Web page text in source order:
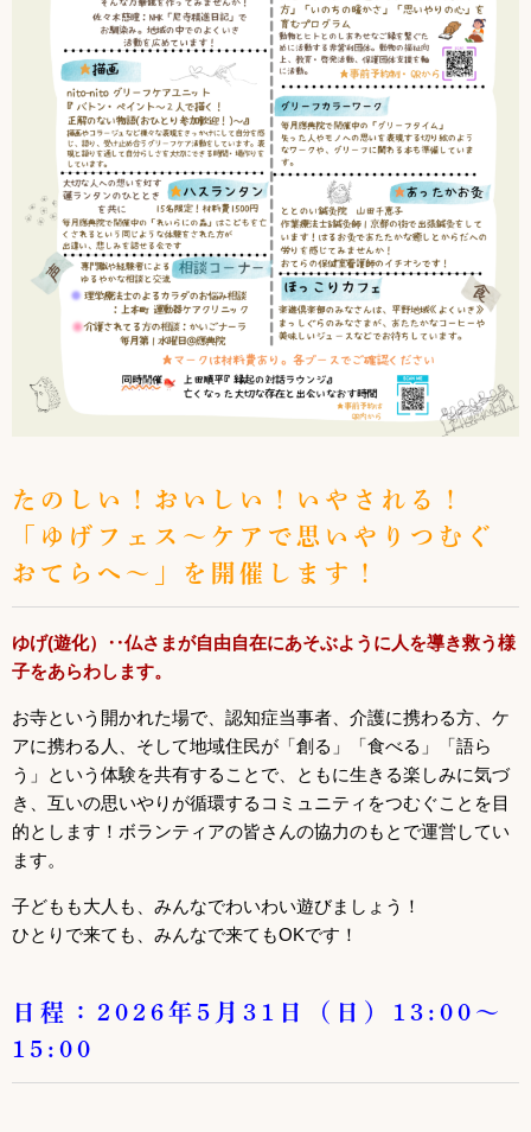
たのしい！おいしい！いやされる！
「ゆげフェス～ケアで思いやりつむぐ
おてらへ～」を開催します！
ゆげ(遊化）‥仏さまが自由自在にあそぶように人を導き救う様
子をあらわします。
お寺という開かれた場で、認知症当事者、介護に携わる方、ケ
アに携わる人、そして地域住民が「創る」「食べる」「語ら
う」という体験を共有することで、ともに生きる楽しみに気づ
き、互いの思いやりが循環するコミュニティをつむぐことを目
的とします！ ボランティアの皆さんの協力のもとで運営してい
ます。
子どもも大人も、みんなでわいわい遊びましょう！
ひとりで来ても、みんなで来てもOKです！
日程：2026年5月31日（日）13:00～
15:00